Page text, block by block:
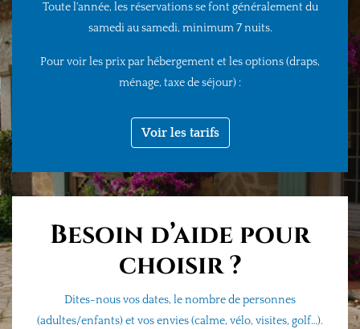
Toute l'année, les réservations se font généralementdu
samedi au samedi, minimum7 nuits.
Pour voir les prix par hébergement et les options (draps,
ménage, taxe de séjour) :
Voir les tarifs
Besoin d’aide pour
choisir ?
Dites-nous vos dates, le nombre de personnes
(adultes/enfants) et vos envies (calme, vélo, visites, golf…).